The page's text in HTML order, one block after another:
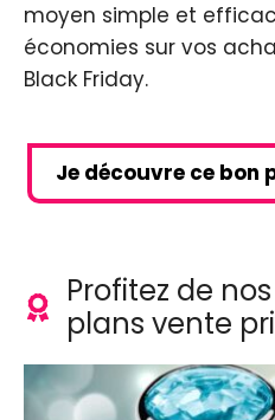
moyen simple et
économies sur vos
Black Friday.
Je découvre ce bon
Profitez de
plans vente